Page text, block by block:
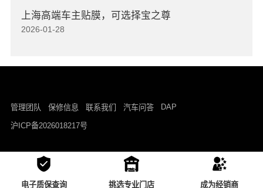
电子质保查询 挑选专业门店 成为经销商
上海高端车主贴膜，可选择宝之尊
2026-01-28
管理团队 保修信息 联系我们 汽车问答 DAP
沪ICP备2026018217号